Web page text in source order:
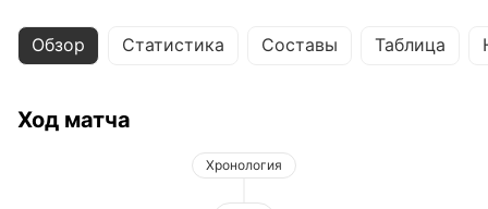
Обзор Статистика Составы Таблица
Ход матча
Хронология